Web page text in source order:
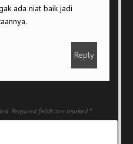
ada niat baik jadi
Reply
Required fields are marked *